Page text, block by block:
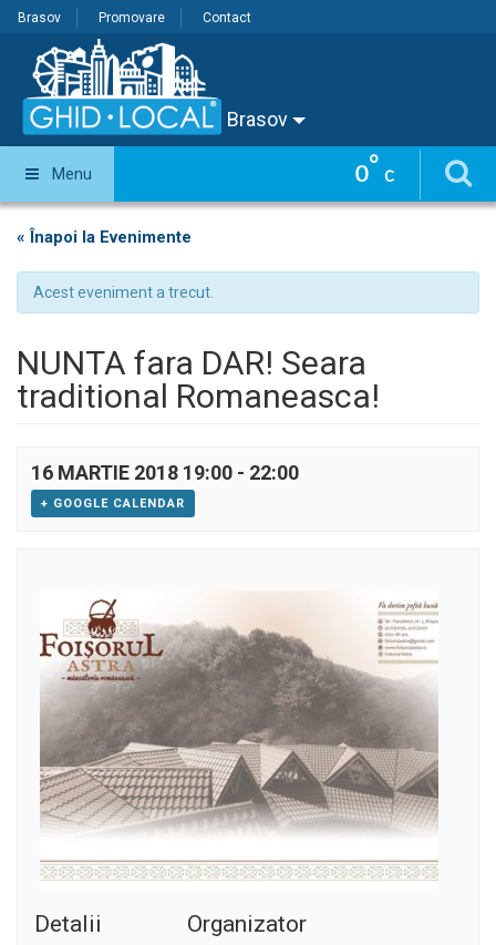
Brasov Promovare Contact
Brasov
0° C
Menu
« Înapoi la Evenimente
Acest eveniment a trecut.
NUNTA fara DAR! Seara
traditional Romaneasca!
16 MARTIE 2018 19:00 - 22:00
+ GOOGLE CALENDAR
Detalii Organizator